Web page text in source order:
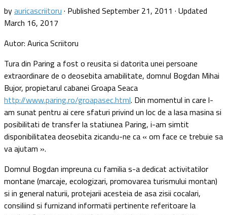
byauricascriitoru · Published September 21, 2011 · Updated
March 16, 2017
Autor: Aurica Scriitoru
Tura din Paring a fost o reusita si datorita unei persoane
extraordinare de o deosebita amabilitate, domnul Bogdan Mihai
Bujor, propietarul cabanei Groapa Seaca
http://www.paring.ro/groapasec.html. Din momentul in care l-
am sunat pentru ai cere sfaturi privind un loc de a lasa masina si
posibilitati de transfer la statiunea Paring, i-am simtit
disponibilitatea deosebita zicandu-ne ca « om face ce trebuie sa
va ajutam ».
Domnul Bogdan impreuna cu familia s-a dedicat activitatilor
montane (marcaje, ecologizari, promovarea turismului montan)
si in general naturii, protejarii acesteia de asa zisii cocalari,
consiliind si furnizand informatii pertinente referitoare la